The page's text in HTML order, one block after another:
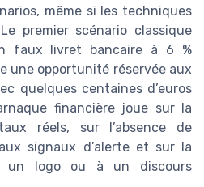
même si les techniques
premier scénario classique
faux livret bancaire à 6 %
une opportunité réservée aux
quelques centaines d’euros
financière joue sur la
réels, sur l’absence de
signaux d’alerte et sur la
un logo ou à un discours